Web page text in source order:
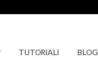
TUTORIALI BLOG